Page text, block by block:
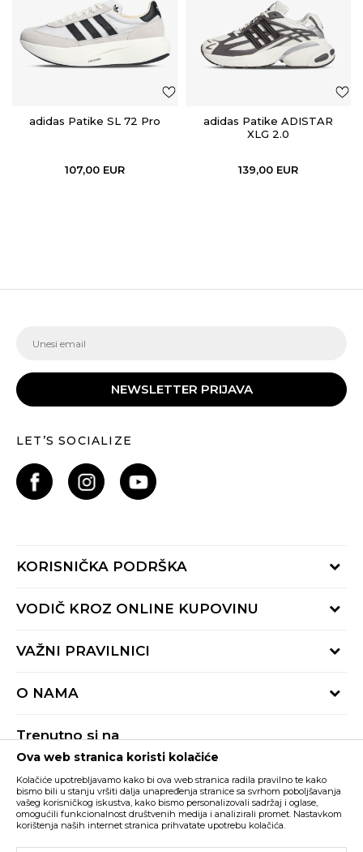
adidas Patike SL 72 Pro
107,00 EUR
adidas Patike ADISTAR
XLG 2.0
139,00 EUR
NEWSLETTER PRIJAVA
LET’S SOCIALIZE
KORISNIČKA PODRŠKA
Provjeri status porudžbine
Radno vrijeme 9-16h
VODIČ KROZ ONLINE KUPOVINU
Načini isporuke
Reklamacije
VAŽNI PRAVILNICI
Pravila Sport&Bonus programa
O NAMA
BUZZ Shopovi
Postani dio BUZZ tima
Trenutno si na
Buzz Crna Gora PROMIJENI
Nastojimo da budemo što precizniji u opisu proizvoda, prikazu slika i samih
cijena, ali ne možemo garantovati da su sve informacije kompletne i bez
grešaka. Svi artikli prikazani na sajtu su dio naše ponude i ne podrazumijeva da
su dostupni u svakom trenutku. Raspoloživost robe možete provjeriti pozivom
Ova web stranica koristi kolačiće
Kolačiće upotrebljavamo kako bi ova web stranica radila pravilno te kako
bismo bili u stanju vršiti dalja unapređenja stranice sa svrhom poboljšavanja
vašeg korisničkog iskustva, kako bismo personalizovali sadržaj i oglase,
omogućili funkcionalnost društvenih medija i analizirali promet. Nastavkom
korištenja naših internet stranica prihvatate upotrebu kolačića.